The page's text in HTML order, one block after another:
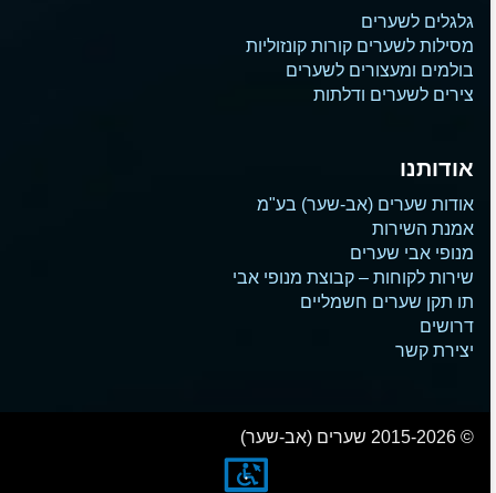
גלגלים לשערים
מסילות לשערים קורות קונזוליות
בולמים ומעצורים לשערים
צירים לשערים ודלתות
אודותנו
אודות שערים (אב-שער) בע"מ
אמנת השירות
מנופי אבי שערים
שירות לקוחות – קבוצת מנופי אבי
תו תקן שערים חשמליים
דרושים
יצירת קשר
© 2015-2026 שערים (אב-שער)